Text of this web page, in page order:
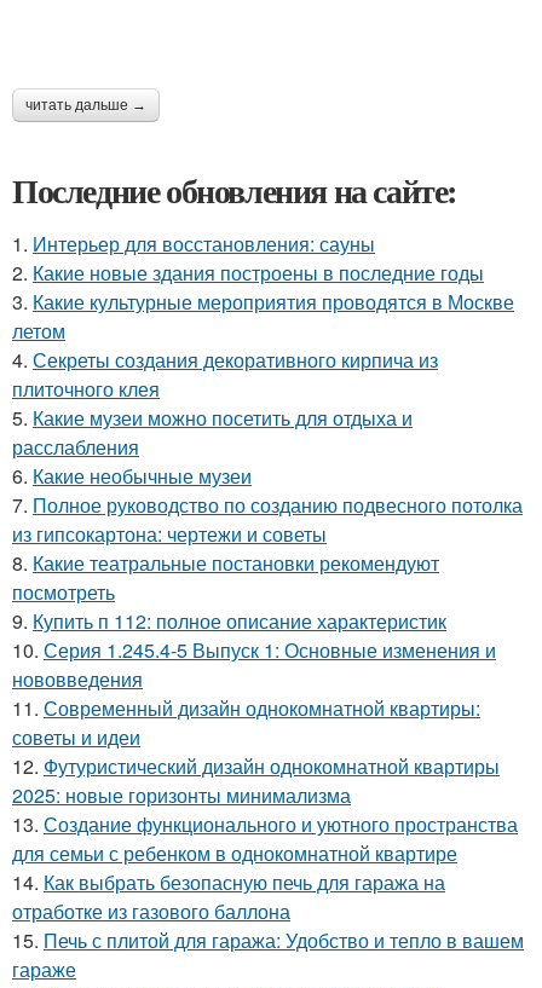
читать дальше →
Последние обновления на сайте:
1. Интерьер для восстановления: сауны
2. Какие новые здания построены в последние годы
3. Какие культурные мероприятия проводятся в Москве
летом
4. Секреты создания декоративного кирпича из
плиточного клея
5. Какие музеи можно посетить для отдыха и
расслабления
6. Какие необычные музеи
7. Полное руководство по созданию подвесного потолка
из гипсокартона: чертежи и советы
8. Какие театральные постановки рекомендуют
посмотреть
9. Купить п 112: полное описание характеристик
10. Серия 1.245.4-5 Выпуск 1: Основные изменения и
нововведения
11. Современный дизайн однокомнатной квартиры:
советы и идеи
12. Футуристический дизайн однокомнатной квартиры
2025: новые горизонты минимализма
13. Создание функционального и уютного пространства
для семьи с ребенком в однокомнатной квартире
14. Как выбрать безопасную печь для гаража на
отработке из газового баллона
15. Печь с плитой для гаража: Удобство и тепло в вашем
гараже